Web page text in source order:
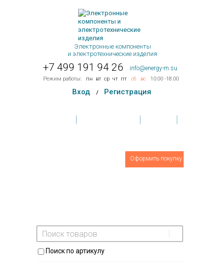
Электронные компоненты
и электротехнические изделия
+7 499 191 94 26 info@energy-m.su
Режим работы: пн вт ср чт пт сб вс 10:00 -18:00
Вход / Регистрация
Оформить покупку
Поиск по артикулу